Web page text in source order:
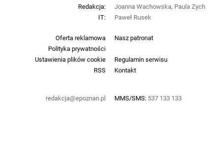
Oferta reklamowa
Nasz patronat
Polityka prywatności
Ustawienia plików cookie
Regulamin serwisu
RSS
Kontakt
redakcja@epoznan.pl MMS/SMS: 537 133 133
Redakcja:
Joanna Wachowska, Paula Zych
IT:
Paweł Rusek